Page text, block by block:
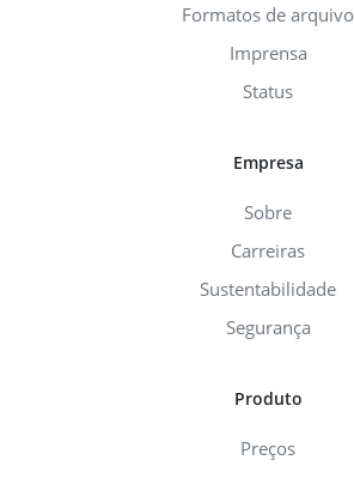
Formatos de arquivo
Imprensa
Status
Empresa
Sobre
Carreiras
Sustentabilidade
Segurança
Produto
Preços